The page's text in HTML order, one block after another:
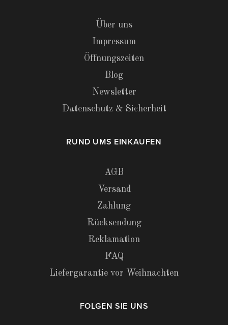
Über uns
Impressum
Öffnungszeiten
Blog
Newsletter
Datenschutz & Sicherheit
RUND UMS EINKAUFEN
AGB
Versand
Zahlung
Rücksendung
Reklamation
FAQ
Liefergarantie vor Weihnachten
FOLGEN SIE UNS